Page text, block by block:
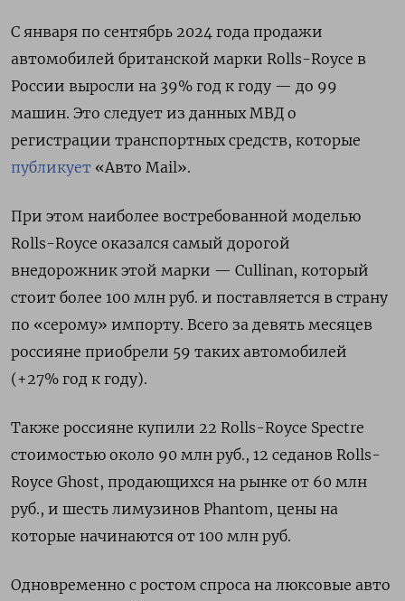
С января по сентябрь 2024 года продажи
автомобилей британской марки Rolls-Royce в
России выросли на 39% год к году — до 99
машин. Это следует из данных МВД о
регистрации транспортных средств, которые
публикует «Авто Mail».
При этом наиболее востребованной моделью
Rolls-Royce оказался самый дорогой
внедорожник этой марки — Cullinan, который
стоит более 100 млн руб. и поставляется в страну
по «серому» импорту. Всего за девять месяцев
россияне приобрели 59 таких автомобилей
(+27% год к году).
Также россияне купили 22 Rolls-Royce Spectre
стоимостью около 90 млн руб., 12 седанов Rolls-
Royce Ghost, продающихся на рынке от 60 млн
руб., и шесть лимузинов Phantom, цены на
которые начинаются от 100 млн руб.
Одновременно с ростом спроса на люксовые авто